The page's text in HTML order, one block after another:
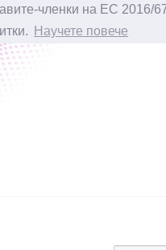
членки на ЕС 2016/
Научете повече